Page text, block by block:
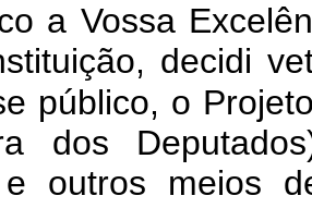
a Vossa
decidi
público, o
dos
e outros meios